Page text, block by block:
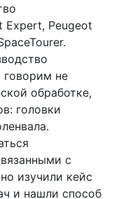
Expert, Peugeot
говорим не
обработке,
головки
с
изучили кейс
и нашли способ